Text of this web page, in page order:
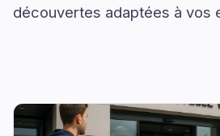
découvertes adaptées à vos